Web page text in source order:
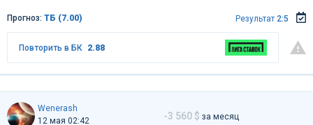
Прогноз: ТБ (7.00) Результат 2:5
Повторить в БК 2.88
Wenerash
12 мая 02:42
-3 560 $ за месяц